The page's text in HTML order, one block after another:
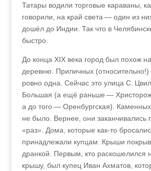
Татары водили торговые караваны,
говорили, на край света — один из
дошёл до Индии. Так что в
быстро.
До конца XIX века город был похож
деревню. Приличных (относительно!)
ровно одна. Сейчас это улица С.
Большая (а ещё раньше —
а до того — Оренбургская).
не было. Вернее, они заканчивались
«раз». Дома, которые как-то
принадлежали купцам. Крыши
дранкой. Первым, кто раскошелился
крышу, был купец Иван Ахматов,